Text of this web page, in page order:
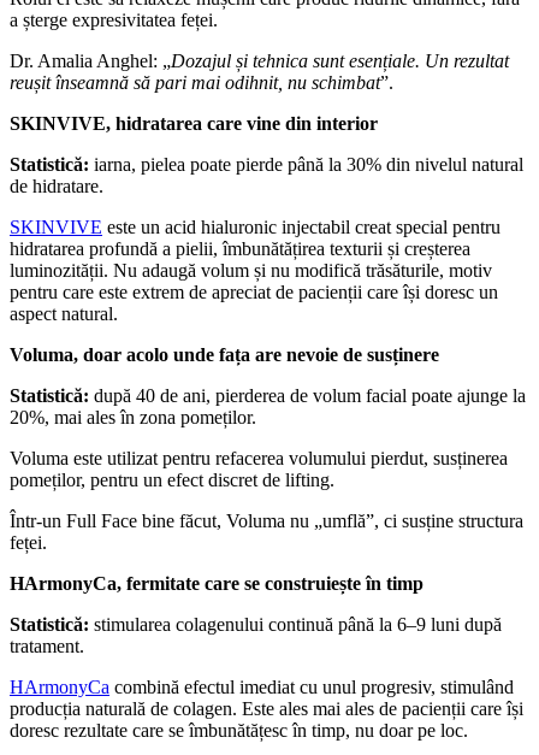
a șterge expresivitatea feței.
Dr. Amalia Anghel: „Dozajul și tehnica sunt esențiale. Un rezultat
reușit înseamnă să pari mai odihnit, nu schimbat”.
SKINVIVE, hidratarea care vine din interior
Statistică: iarna, pielea poate pierde până la 30% din nivelul natural
de hidratare.
SKINVIVE este un acid hialuronic injectabil creat special pentru
hidratarea profundă a pielii, îmbunătățirea texturii și creșterea
luminozității. Nu adaugă volum și nu modifică trăsăturile, motiv
pentru care este extrem de apreciat de pacienții care își doresc un
aspect natural.
Voluma, doar acolo unde fața are nevoie de susținere
Statistică: după 40 de ani, pierderea de volum facial poate ajunge la
20%, mai ales în zona pomeților.
Voluma este utilizat pentru refacerea volumului pierdut, susținerea
pomeților, pentru un efect discret de lifting.
Într-un Full Face bine făcut, Voluma nu „umflă”, ci susține structura
feței.
HArmonyCa, fermitate care se construiește în timp
Statistică: stimularea colagenului continuă până la 6–9 luni după
tratament.
HArmonyCa combină efectul imediat cu unul progresiv, stimulând
producția naturală de colagen. Este ales mai ales de pacienții care își
doresc rezultate care se îmbunătățesc în timp, nu doar pe loc.